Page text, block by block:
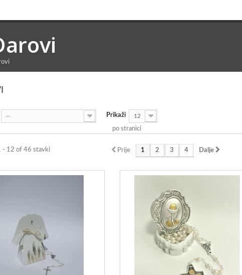
-- Prikaži 12
po stranici
Prije 1 2 3 4 Dalje
- 12 of 46 stavki